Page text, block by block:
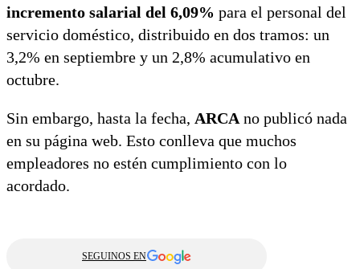
incremento salarial del 6,09% para el personal del
servicio doméstico, distribuido en dos tramos: un
3,2% en septiembre y un 2,8% acumulativo en
octubre.
Sin embargo, hasta la fecha, ARCA no publicó nada
en su página web. Esto conlleva que muchos
empleadores no estén cumplimiento con lo
acordado.
SEGUINOS EN